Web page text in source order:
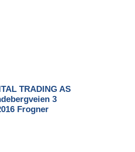
TRADING AS
3
Frogner